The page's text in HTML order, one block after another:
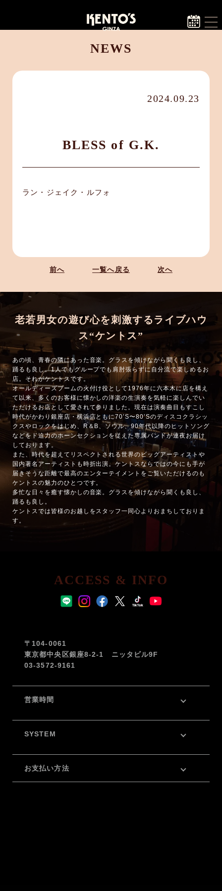
NEWS
2024.09.23
BLESS of G.K.
ラン・ジェイク・ルフォ
前へ 一覧へ戻る 次へ
老若男女の遊び心を刺激するライブハウ
ス“ケントス”
あの頃、青春の隣にあった音楽。グラスを傾けながら聞くも良し、
踊るも良し。1人でもグループでも肩肘張らずに自分流で楽しめるお
店。それがケントスです。
オールディーズブームの火付け役として1976年に六本木に店を構え
て以来、多くのお客様に懐かしの洋楽の生演奏を気軽に楽しんでい
ただけるお店として愛されて参りました。現在は演奏曲目もすこし
時代がかわり銀座店・横浜店ともに70’S〜80’Sのディスコクラシッ
クスやロックをはじめ、R＆B、ソウル、90年代以降のヒットソング
などをド迫力のホーンセクションを従えた専属バンドが連夜お届け
しております。
また、時代を超えてリスペクトされる世界のビッグアーティストや
国内著名アーティストも時折出演。ケントスならではの今にも手が
届きそうな距離で最高のエンターテイメントをご覧いただけるのも
ケントスの魅力のひとつです。
多忙な日々を癒す懐かしの音楽。グラスを傾けながら聞くも良し、
踊るも良し。
ケントスでは皆様のお越しをスタッフ一同心よりおまちしておりま
す。
ACCESS & INFO
〒104-0061
東京都中央区銀座8-2-1 ニッタビル9F
03-3572-9161
営業時間
SYSTEM
お支払い方法